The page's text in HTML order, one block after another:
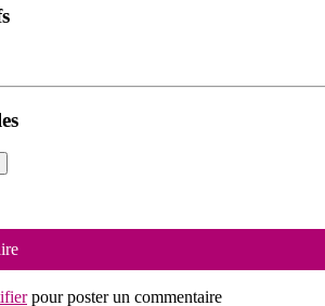
pour poster un commentaire